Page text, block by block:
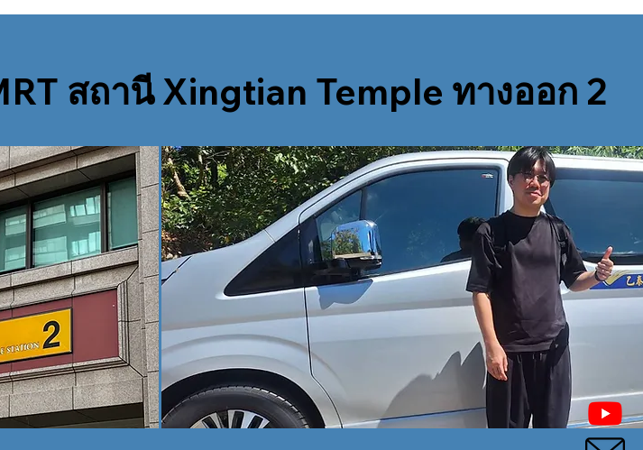
สถานี Xingtian Temple ทางออก 2